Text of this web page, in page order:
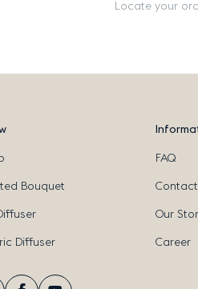
Locate your
Bouquet
Diffuser
FAQ
Our
Career